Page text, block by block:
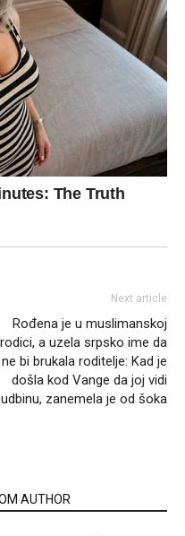
Next article
Rođena je u muslimanskoj
a uzela srpsko ime da
ne bi brukala roditelje: Kad je
došla kod Vange da joj vidi
zanemela je od šoka
AUTHOR